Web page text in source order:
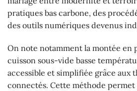
pratiques bas carbone, des
des outils numériques devenus
On note notamment la montée en
cuisson sous-vide basse
accessible et simplifiée grâce aux
connectés. Cette méthode permet